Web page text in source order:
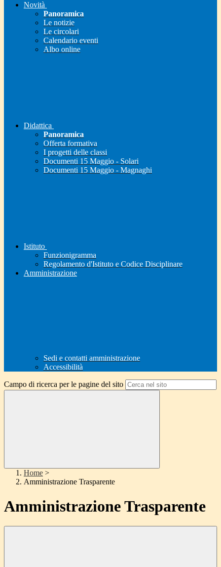
Novità
Panoramica
Le notizie
Le circolari
Calendario eventi
Albo online
Didattica
Panoramica
Offerta formativa
I progetti delle classi
Documenti 15 Maggio - Solari
Documenti 15 Maggio - Magnaghi
Istituto
Funzionigramma
Regolamento d'Istituto e Codice Disciplinare
Amministrazione
Sedi e contatti amministrazione
Accessibilità
Campo di ricerca per le pagine del sito
Home >
Amministrazione Trasparente
Amministrazione Trasparente